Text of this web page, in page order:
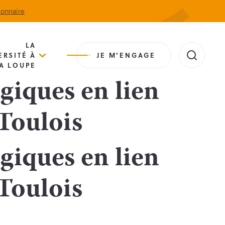
Actualités
LA
À
LOUPE
JE M'ENGAGE
en lien
en lien